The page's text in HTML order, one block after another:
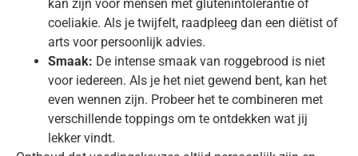
kan zijn voor mensen met glutenintolerantie of
coeliakie. Als je twijfelt, raadpleeg dan een diëtist of
arts voor persoonlijk advies.
Smaak: De intense smaak van roggebrood is niet
voor iedereen. Als je het niet gewend bent, kan het
even wennen zijn. Probeer het te combineren met
verschillende toppings om te ontdekken wat jij
lekker vindt.